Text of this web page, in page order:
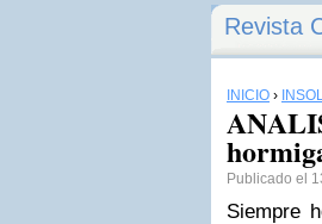
Revista
INICIO ›
Publicado el
Siempre